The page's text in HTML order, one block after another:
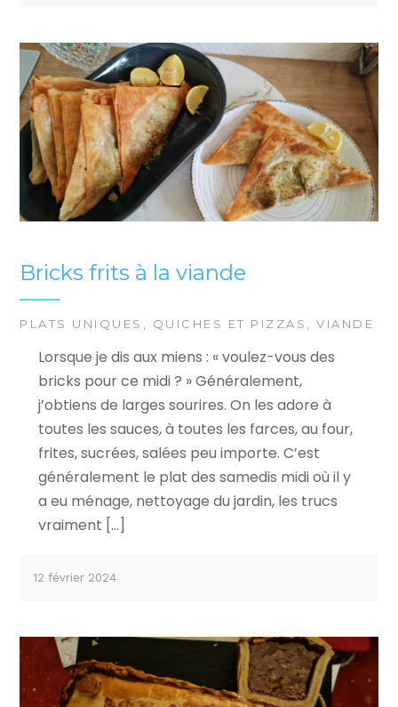
Bricks frits à la viande
PLATS UNIQUES QUICHES ET PIZZAS ,VIANDE
Lorsque je dis aux miens : « voulez-vous des
bricks pour ce midi ? » Généralement,
j’obtiens de larges sourires. On les adore à
toutes les sauces, à toutes les farces, au four,
frites, sucrées, salées peu importe. C’est
généralement le plat des samedis midi où il y
a eu ménage, nettoyage du jardin, les trucs
vraiment […]
12 février 2024